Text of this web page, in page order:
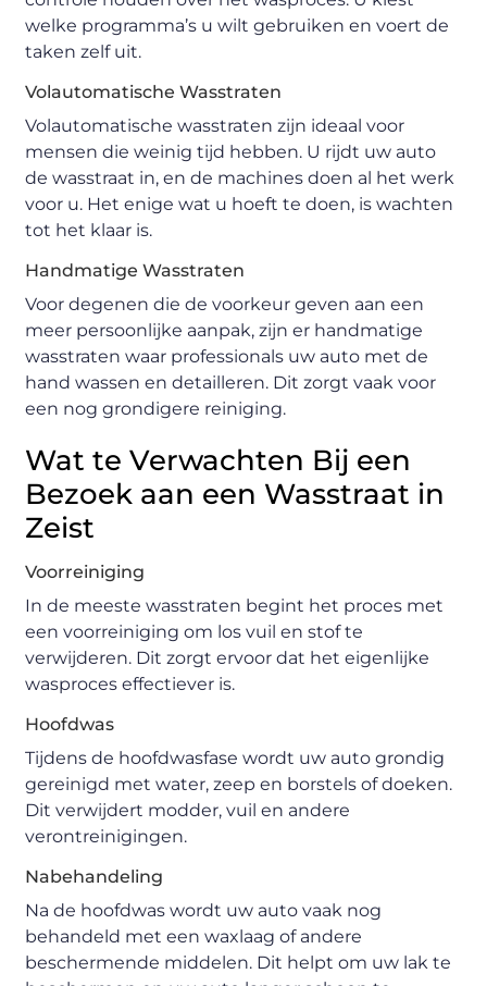
welke programma’s u wilt gebruiken en voert de
taken zelf uit.
Volautomatische Wasstraten
Volautomatische wasstraten zijn ideaal voor
mensen die weinig tijd hebben. U rijdt uw auto
de wasstraat in, en de machines doen al het werk
voor u. Het enige wat u hoeft te doen, is wachten
tot het klaar is.
Handmatige Wasstraten
Voor degenen die de voorkeur geven aan een
meer persoonlijke aanpak, zijn er handmatige
wasstraten waar professionals uw auto met de
hand wassen en detailleren. Dit zorgt vaak voor
een nog grondigere reiniging.
Wat te Verwachten Bij een
Bezoek aan een Wasstraat in
Zeist
Voorreiniging
In de meeste wasstraten begint het proces met
een voorreiniging om los vuil en stof te
verwijderen. Dit zorgt ervoor dat het eigenlijke
wasproces effectiever is.
Hoofdwas
Tijdens de hoofdwasfase wordt uw auto grondig
gereinigd met water, zeep en borstels of doeken.
Dit verwijdert modder, vuil en andere
verontreinigingen.
Nabehandeling
Na de hoofdwas wordt uw auto vaak nog
behandeld met een waxlaag of andere
beschermende middelen. Dit helpt om uw lak te